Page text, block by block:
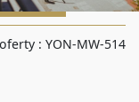
: YON-MW-514